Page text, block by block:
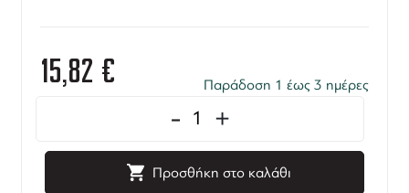
15,82 € Παράδοση 1 έως 3 ημέρες
- +
Προσθήκη στο καλάθι